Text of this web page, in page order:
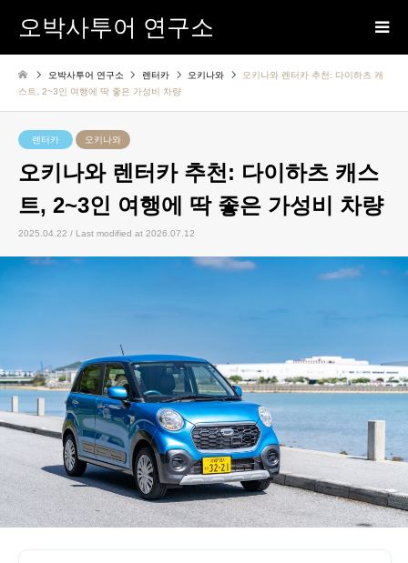
오박사투어 연구소
오박사투어 연구소 렌터카 오키나와
오키나와 렌터카 추천: 다이하츠 캐
스트, 2~3인 여행에 딱 좋은 가성비 차량
렌터카 오키나와
오키나와 렌터카 추천: 다이하츠 캐스
트, 2~3인 여행에 딱 좋은 가성비 차량
2025.04.22 / Last modified at 2026.07.12